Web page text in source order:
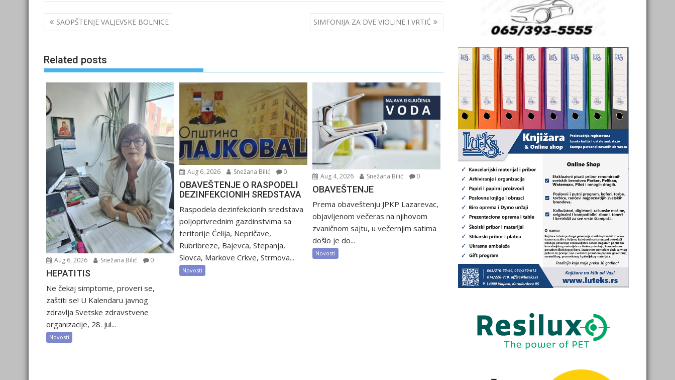
Post
navigation
SAOPŠTENJE VALJEVSKE BOLNICE SIMFONIJA ZA DVE VIOLINE I VRTIĆ
Related posts
Aug 6, 2026 Snežana Bilić 0
HEPATITIS
Ne čekaj simptome, proveri se,
zaštiti se! U Kalendaru javnog
zdravlja Svetske zdravstvene
organizacije, 28. jul...
Novosti
Aug 6, 2026 Snežana Bilić 0
OBAVEŠTENJE O RASPODELI
DEZINFEKCIONIH SREDSTAVA
Raspodela dezinfekcionih sredstava
poljoprivrednim gazdinstvima sa
teritorije Ćelija, Nepričave,
Rubribreze, Bajevca, Stepanja,
Slovca, Markove Crkve, Strmova...
Novosti
Aug 4, 2026 Snežana Bilić 0
OBAVEŠTENJE
Prema obaveštenju JPKP Lazarevac,
objavljenom večeras na njihovom
zvaničnom sajtu, u večernjim satima
došlo je do...
Novosti